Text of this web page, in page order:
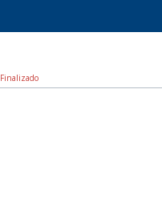
Finalizado